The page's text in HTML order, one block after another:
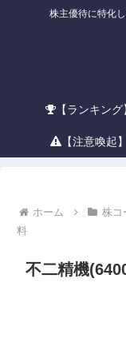
株主優待に特化
【ランキング
【注意喚起】
ホーム 株コ
料
不二精機